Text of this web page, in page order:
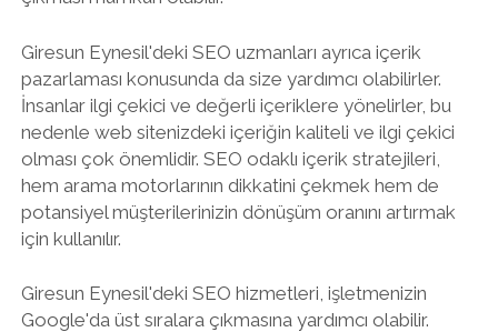
Giresun Eynesil'deki SEO uzmanları ayrıca içerik
pazarlaması konusunda da size yardımcı olabilirler.
İnsanlar ilgi çekici ve değerli içeriklere yönelirler, bu
nedenle web sitenizdeki içeriğin kaliteli ve ilgi çekici
olması çok önemlidir. SEO odaklı içerik stratejileri,
hem arama motorlarının dikkatini çekmek hem de
potansiyel müşterilerinizin dönüşüm oranını artırmak
için kullanılır.
Giresun Eynesil'deki SEO hizmetleri, işletmenizin
Google'da üst sıralara çıkmasına yardımcı olabilir.